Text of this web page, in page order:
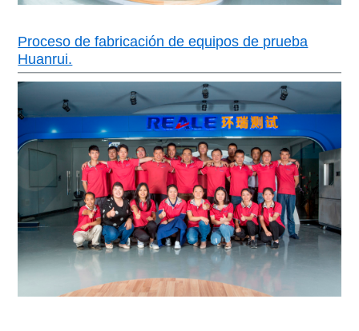
Proceso de fabricación de equipos de prueba
Huanrui.